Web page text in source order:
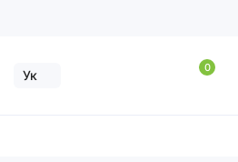
Ук 0